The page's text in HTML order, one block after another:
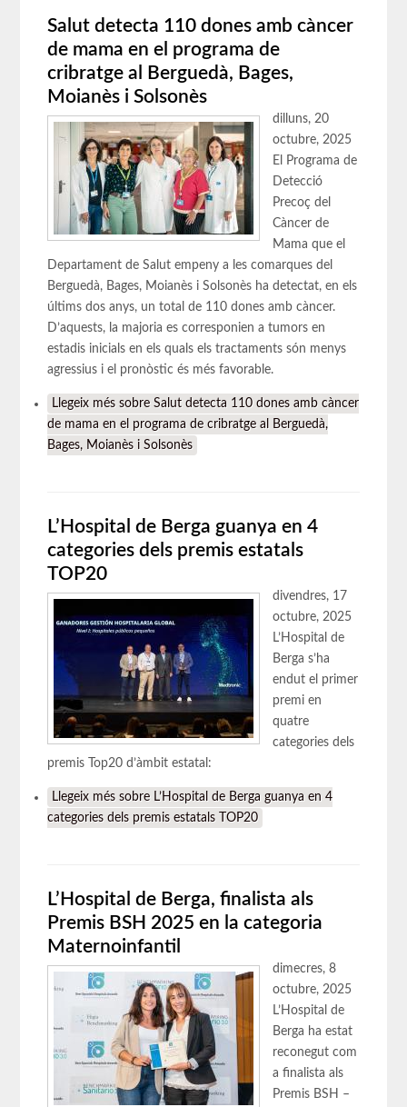
Salut detecta 110 dones amb càncer
de mama en el programa de
cribratge al Berguedà, Bages,
Moianès i Solsonès
dilluns, 20
octubre, 2025
El Programa de
Detecció
Precoç del
Càncer de
Mama que el
Departament de Salut empeny a les comarques del
Berguedà, Bages, Moianès i Solsonès ha detectat, en els
últims dos anys, un total de 110 dones amb càncer.
D’aquests, la majoria es corresponien a tumors en
estadis inicials en els quals els tractaments són menys
agressius i el pronòstic és més favorable.
Llegeix més sobre Salut detecta 110 dones amb càncer
de mama en el programa de cribratge al Berguedà,
Bages, Moianès i Solsonès
L’Hospital de Berga guanya en 4
categories dels premis estatals
TOP20
divendres, 17
octubre, 2025
L’Hospital de
Berga s’ha
endut el primer
premi en
quatre
categories dels
premis Top20 d’àmbit estatal:
Llegeix més sobre L’Hospital de Berga guanya en 4
categories dels premis estatals TOP20
L’Hospital de Berga, finalista als
Premis BSH 2025 en la categoria
Maternoinfantil
dimecres, 8
octubre, 2025
L’Hospital de
Berga ha estat
reconegut com
a finalista als
Premis BSH –